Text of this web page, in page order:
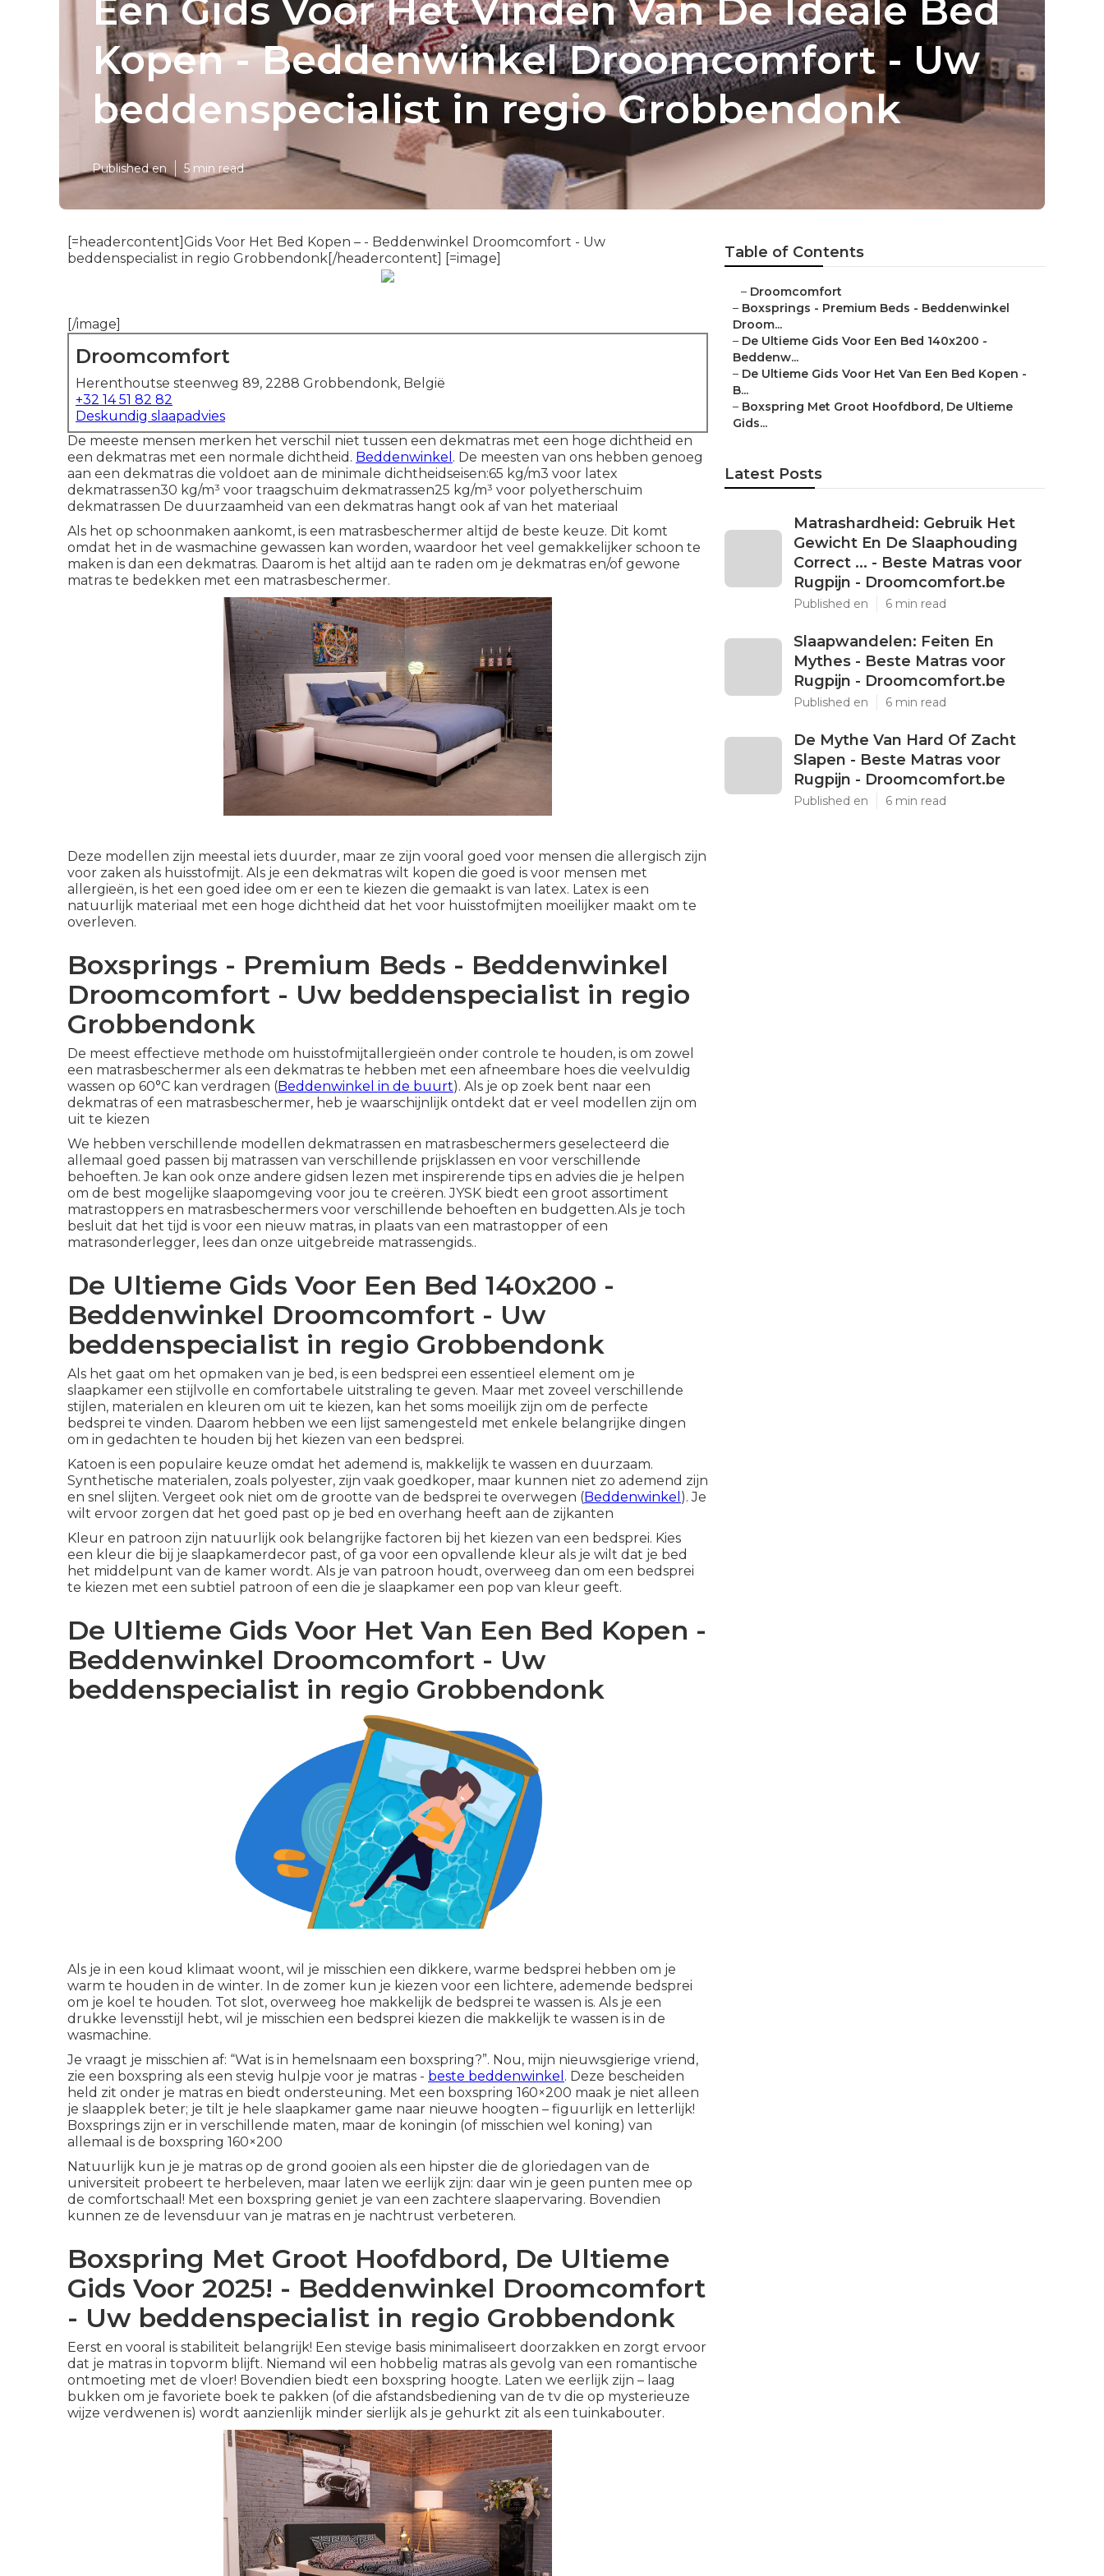
Een Gids Voor Het Vinden Van De Ideale Bed
Kopen - Beddenwinkel Droomcomfort - Uw
beddenspecialist in regio Grobbendonk
Published en 5 min read
[=headercontent]Gids Voor Het Bed Kopen – - Beddenwinkel Droomcomfort - Uw
beddenspecialist in regio Grobbendonk[/headercontent] [=image]
[/image]
Droomcomfort
Herenthoutse steenweg 89, 2288 Grobbendonk, België
+32 14 51 82 82
Deskundig slaapadvies
De meeste mensen merken het verschil niet tussen een dekmatras met een hoge dichtheid en
een dekmatras met een normale dichtheid. Beddenwinkel . De meesten van ons hebben genoeg
aan een dekmatras die voldoet aan de minimale dichtheidseisen:65 kg/m3 voor latex
dekmatrassen30 kg/m³ voor traagschuim dekmatrassen25 kg/m³ voor polyetherschuim
dekmatrassen De duurzaamheid van een dekmatras hangt ook af van het materiaal
Als het op schoonmaken aankomt, is een matrasbeschermer altijd de beste keuze. Dit komt
omdat het in de wasmachine gewassen kan worden, waardoor het veel gemakkelijker schoon te
maken is dan een dekmatras. Daarom is het altijd aan te raden om je dekmatras en/of gewone
matras te bedekken met een matrasbeschermer.
Deze modellen zijn meestal iets duurder, maar ze zijn vooral goed voor mensen die allergisch zijn
voor zaken als huisstofmijt. Als je een dekmatras wilt kopen die goed is voor mensen met
allergieën, is het een goed idee om er een te kiezen die gemaakt is van latex. Latex is een
natuurlijk materiaal met een hoge dichtheid dat het voor huisstofmijten moeilijker maakt om te
overleven.
Boxsprings - Premium Beds - Beddenwinkel
Droomcomfort - Uw beddenspecialist in regio
Grobbendonk
De meest effectieve methode om huisstofmijtallergieën onder controle te houden, is om zowel
een matrasbeschermer als een dekmatras te hebben met een afneembare hoes die veelvuldig
wassen op 60°C kan verdragen (Beddenwinkel in de buurt). Als je op zoek bent naar een
dekmatras of een matrasbeschermer, heb je waarschijnlijk ontdekt dat er veel modellen zijn om
uit te kiezen
We hebben verschillende modellen dekmatrassen en matrasbeschermers geselecteerd die
allemaal goed passen bij matrassen van verschillende prijsklassen en voor verschillende
behoeften. Je kan ook onze andere gidsen lezen met inspirerende tips en advies die je helpen
om de best mogelijke slaapomgeving voor jou te creëren.JYSK biedt een groot assortiment
matrastoppers en matrasbeschermers voor verschillende behoeften en budgetten.Als je toch
besluit dat het tijd is voor een nieuw matras, in plaats van een matrastopper of een
matrasonderlegger, lees dan onze uitgebreide matrassengids..
De Ultieme Gids Voor Een Bed 140x200 -
Beddenwinkel Droomcomfort - Uw
beddenspecialist in regio Grobbendonk
Als het gaat om het opmaken van je bed, is een bedsprei een essentieel element om je
slaapkamer een stijlvolle en comfortabele uitstraling te geven. Maar met zoveel verschillende
stijlen, materialen en kleuren om uit te kiezen, kan het soms moeilijk zijn om de perfecte
bedsprei te vinden. Daarom hebben we een lijst samengesteld met enkele belangrijke dingen
om in gedachten te houden bij het kiezen van een bedsprei.
Katoen is een populaire keuze omdat het ademend is, makkelijk te wassen en duurzaam.
Synthetische materialen, zoals polyester, zijn vaak goedkoper, maar kunnen niet zo ademend zijn
en snel slijten. Vergeet ook niet om de grootte van de bedsprei te overwegen (Beddenwinkel ). Je
wilt ervoor zorgen dat het goed past op je bed en overhang heeft aan de zijkanten
Kleur en patroon zijn natuurlijk ook belangrijke factoren bij het kiezen van een bedsprei. Kies
een kleur die bij je slaapkamerdecor past, of ga voor een opvallende kleur als je wilt dat je bed
het middelpunt van de kamer wordt. Als je van patroon houdt, overweeg dan om een bedsprei
te kiezen met een subtiel patroon of een die je slaapkamer een pop van kleur geeft.
De Ultieme Gids Voor Het Van Een Bed Kopen -
Beddenwinkel Droomcomfort - Uw
beddenspecialist in regio Grobbendonk
Als je in een koud klimaat woont, wil je misschien een dikkere, warme bedsprei hebben om je
warm te houden in de winter. In de zomer kun je kiezen voor een lichtere, ademende bedsprei
om je koel te houden. Tot slot, overweeg hoe makkelijk de bedsprei te wassen is. Als je een
drukke levensstijl hebt, wil je misschien een bedsprei kiezen die makkelijk te wassen is in de
wasmachine.
Je vraagt je misschien af: “Wat is in hemelsnaam een boxspring?”. Nou, mijn nieuwsgierige vriend,
zie een boxspring als een stevig hulpje voor je matras - beste beddenwinkel . Deze bescheiden
held zit onder je matras en biedt ondersteuning. Met een boxspring 160×200 maak je niet alleen
je slaapplek beter; je tilt je hele slaapkamer game naar nieuwe hoogten – figuurlijk en letterlijk!
Boxsprings zijn er in verschillende maten, maar de koningin (of misschien wel koning) van
allemaal is de boxspring 160×200
Natuurlijk kun je je matras op de grond gooien als een hipster die de gloriedagen van de
universiteit probeert te herbeleven, maar laten we eerlijk zijn: daar win je geen punten mee op
de comfortschaal! Met een boxspring geniet je van een zachtere slaapervaring. Bovendien
kunnen ze de levensduur van je matras en je nachtrust verbeteren.
Boxspring Met Groot Hoofdbord, De Ultieme
Gids Voor 2025! - Beddenwinkel Droomcomfort
- Uw beddenspecialist in regio Grobbendonk
Eerst en vooral is stabiliteit belangrijk! Een stevige basis minimaliseert doorzakken en zorgt ervoor
dat je matras in topvorm blijft. Niemand wil een hobbelig matras als gevolg van een romantische
ontmoeting met de vloer! Bovendien biedt een boxspring hoogte. Laten we eerlijk zijn – laag
bukken om je favoriete boek te pakken (of die afstandsbediening van de tv die op mysterieuze
wijze verdwenen is) wordt aanzienlijk minder sierlijk als je gehurkt zit als een tuinkabouter.
Table of Contents
– Droomcomfort
– Boxsprings - Premium Beds - Beddenwinkel
Droom...
– De Ultieme Gids Voor Een Bed 140x200 -
Beddenw...
– De Ultieme Gids Voor Het Van Een Bed Kopen -
B...
– Boxspring Met Groot Hoofdbord, De Ultieme
Gids...
Latest Posts
Matrashardheid: Gebruik Het
Gewicht En De Slaaphouding
Correct ... - Beste Matras voor
Rugpijn - Droomcomfort.be
Published en 6 min read
Slaapwandelen: Feiten En
Mythes - Beste Matras voor
Rugpijn - Droomcomfort.be
Published en 6 min read
De Mythe Van Hard Of Zacht
Slapen - Beste Matras voor
Rugpijn - Droomcomfort.be
Published en 6 min read